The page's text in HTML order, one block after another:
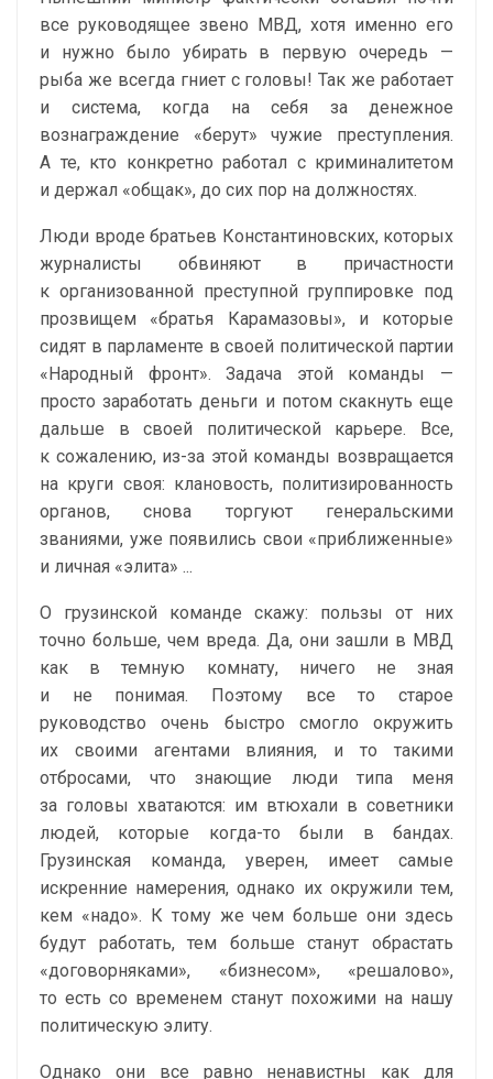
все руководящее звено МВД, хотя именно его
и нужно было убирать в первую очередь —
рыба же всегда гниет с головы! Так же работает
и система, когда на себя за денежное
вознаграждение «берут» чужие преступления.
А те, кто конкретно работал с криминалитетом
и держал «общак», до сих пор на должностях.
Люди вроде братьев Константиновских, которых
журналисты обвиняют в причастности
к организованной преступной группировке под
прозвищем «братья Карамазовы», и которые
сидят в парламенте в своей политической партии
«Народный фронт». Задача этой команды —
просто заработать деньги и потом скакнуть еще
дальше в своей политической карьере. Все,
к сожалению, из-за этой команды возвращается
на круги своя: клановость, политизированность
органов, снова торгуют генеральскими
званиями, уже появились свои «приближенные»
и личная «элита» ...
О грузинской команде скажу: пользы от них
точно больше, чем вреда. Да, они зашли в МВД
как в темную комнату, ничего не зная
и не понимая. Поэтому все то старое
руководство очень быстро смогло окружить
их своими агентами влияния, и то такими
отбросами, что знающие люди типа меня
за головы хватаются: им втюхали в советники
людей, которые когда-то были в бандах.
Грузинская команда, уверен, имеет самые
искренние намерения, однако их окружили тем,
кем «надо». К тому же чем больше они здесь
будут работать, тем больше станут обрастать
«договорняками», «бизнесом», «решалово»,
то есть со временем станут похожими на нашу
политическую элиту.
Однако они все равно ненавистны как для